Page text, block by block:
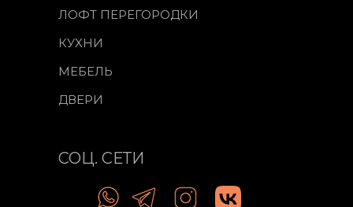
СОЦ. СЕТИ
КУХНИ
ДВЕРИ
МЕБЕЛЬ
ЛОФТ ПЕРЕГОРОДКИ